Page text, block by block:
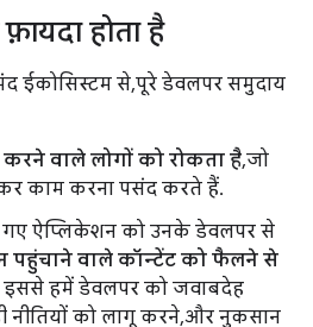
होता है
ईकोसिस्टम से, पूरे डेवलपर समुदाय
वाले लोगों को रोकता है, जो
काम करना पसंद करते हैं.
ऐप्लिकेशन को उनके डेवलपर से
पहुंचाने वाले कॉन्टेंट को फैलने से
इससे हमें डेवलपर को जवाबदेह
नीतियों को लागू करने, और नुकसान